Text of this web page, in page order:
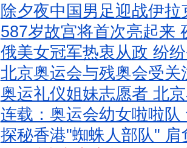
除夕夜中国男足迎战伊
587岁故宫将首次亮起来
俄美女冠军热衷从政 纷
北京奥运会与残奥会受
奥运礼仪姐妹志愿者 北
连载：奥运会幼女啦啦
探秘香港"蜘蛛人部队"